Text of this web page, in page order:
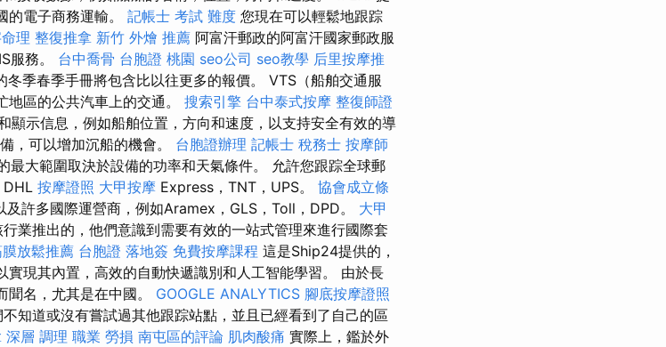
的電子商務運輸。 記帳士 考試 難度 您現在可以輕鬆地跟踪
理 整復推拿 新竹 外燴 推薦 阿富汗郵政的阿富汗國家郵政服
服務。 台中喬骨 台胞證 桃園 seo公司 seo教學 后里按摩推
冬季春季手冊將包含比以往更多的報價。 VTS（船舶交通服
區的公共汽車上的交通。 搜索引擎 台中泰式按摩 整復師證
顯示信息，例如船舶位置，方向和速度，以支持安全有效的導
，可以增加沉船的機會。 台胞證辦理 記帳士 稅務士 按摩師
最大範圍取決於設備的功率和天氣條件。 允許您跟踪全球郵
DHL 按摩證照 大甲按摩 Express，TNT，UPS。 協會成立條
及許多國際運營商，例如Aramex，GLS，Toll，DPD。 大甲
業推出的，他們意識到需要有效的一站式管理來進行國際套
放鬆推薦 台胞證 落地簽 免費按摩課程 這是Ship24提供的，
實現其內置，高效的自動快遞識別和人工智能學習。 由於長
聞名，尤其是在中國。 GOOGLE ANALYTICS 腳底按摩證照
知道或沒有嘗試過其他跟踪站點，並且已經看到了自己的區
層 調理 職業 勞損 南屯區的評論 肌肉酸痛 實際上，鑑於外